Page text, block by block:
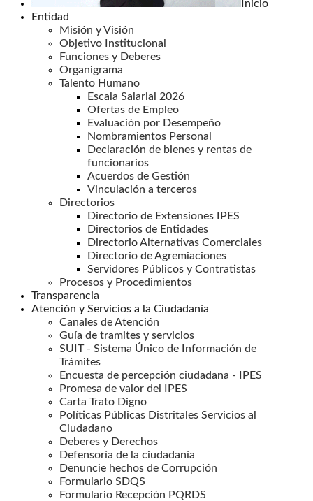
Inicio
Entidad
Misión y Visión
Objetivo Institucional
Funciones y Deberes
Organigrama
Talento Humano
Escala Salarial 2026
Ofertas de Empleo
Evaluación por Desempeño
Nombramientos Personal
Declaración de bienes y rentas de
funcionarios
Acuerdos de Gestión
Vinculación a terceros
Directorios
Directorio de Extensiones IPES
Directorios de Entidades
Directorio Alternativas Comerciales
Directorio de Agremiaciones
Servidores Públicos y Contratistas
Procesos y Procedimientos
Transparencia
Atención y Servicios a la Ciudadanía
Canales de Atención
Guía de tramites y servicios
SUIT - Sistema Único de Información de
Trámites
Encuesta de percepción ciudadana - IPES
Promesa de valor del IPES
Carta Trato Digno
Políticas Públicas Distritales Servicios al
Ciudadano
Deberes y Derechos
Defensoría de la ciudadanía
Denuncie hechos de Corrupción
Formulario SDQS
Formulario Recepción PQRDS